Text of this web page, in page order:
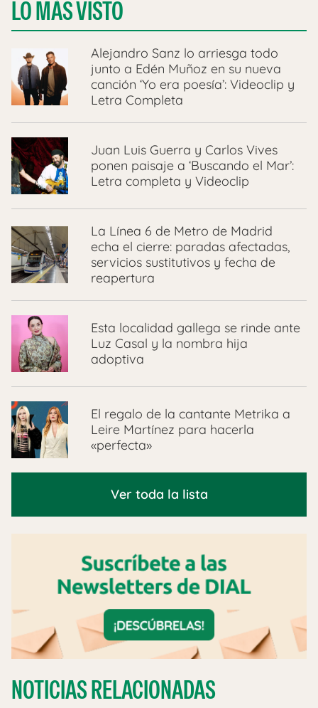
LO MÁS VISTO
Alejandro Sanz lo arriesga todo
junto a Edén Muñoz en su nueva
canción ‘Yo era poesía’: Videoclip y
Letra Completa
Juan Luis Guerra y Carlos Vives
ponen paisaje a ‘Buscando el Mar’:
Letra completa y Videoclip
La Línea 6 de Metro de Madrid
echa el cierre: paradas afectadas,
servicios sustitutivos y fecha de
reapertura
Esta localidad gallega se rinde ante
Luz Casal y la nombra hija
adoptiva
El regalo de la cantante Metrika a
Leire Martínez para hacerla
«perfecta»
Ver toda la lista
NOTICIAS RELACIONADAS